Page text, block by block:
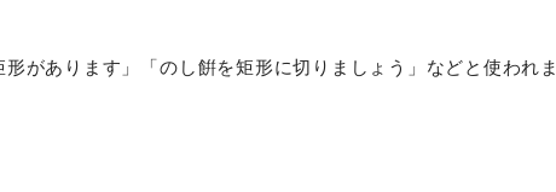
があります」「のし餠を矩形に切りましょう」などと使われま